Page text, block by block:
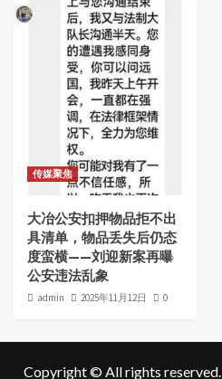
传媒聚焦
大冶公安扣押物品拒不出
具清单，物品丢失后仍态
度蛮横——刘迎新案再曝
公安违法乱象
admin 2025年11月12日 0
Copyright © All rights reserved.